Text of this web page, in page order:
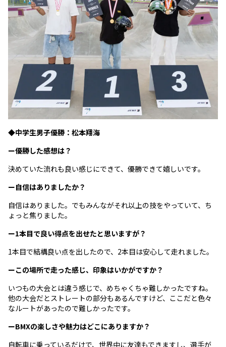
◆中学生男子優勝：松本翔海
ー優勝した感想は？
決めていた流れも良い感じにできて、優勝できて嬉しいです。
ー自信はありましたか？
自信はありました。でもみんながそれ以上の技をやっていて、ち
ょっと焦りました。
ー1本目で良い得点を出せたと思いますが？
1本目で結構良い点を出したので、2本目は安心して走れました。
ーこの場所で走った感じ、印象はいかがですか？
いつもの大会とは違う感じで、めちゃくちゃ難しかったですね。
他の大会だとストレートの部分もあるんですけど、ここだと色々
なルートがあったので難しかったです。
ーBMXの楽しさや魅力はどこにありますか？
自転車に乗っているだけで、世界中に友達もできますし、選手が